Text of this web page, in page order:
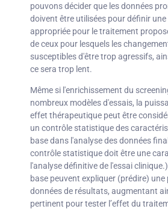
pouvons décider que les données
doivent être utilisées pour définir
appropriée pour le traitement
de ceux pour lesquels les
susceptibles d'être trop agressifs,
ce sera trop lent.
Même si l'enrichissement du
nombreux modèles d'essais, la
effet thérapeutique peut être
un contrôle statistique des
base dans l'analyse des données
contrôle statistique doit être une
l'analyse définitive de l'essai
base peuvent expliquer (prédire)
données de résultats, augmentant
pertinent pour tester l’effet du